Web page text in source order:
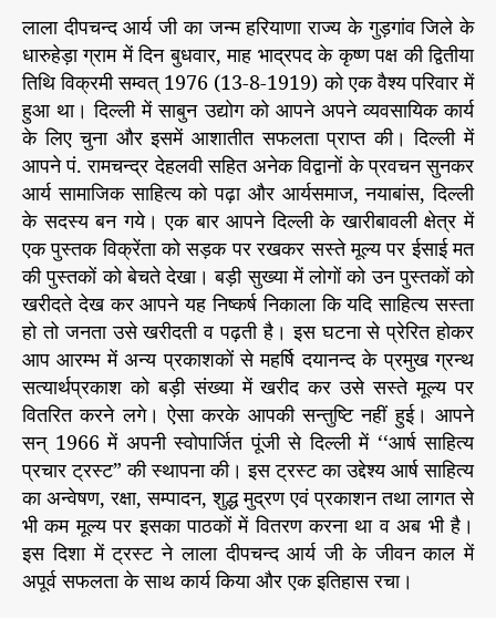
लाला दीपचन्द आर्य जी का जन्म हरियाणा राज्य के गुड़गांव जिले के
धारुहेड़ा ग्राम में दिन बुधवार, माह भाद्रपद के कृष्ण पक्ष की द्वितीया
तिथि विक्रमी सम्वत् 1976 (13-8-1919) को एक वैश्य परिवार में
हुआ था। दिल्ली में साबुन उद्योग को आपने अपने व्यवसायिक कार्य
के लिए चुना और इसमें आशातीत सफलता प्राप्त की। दिल्ली में
आपने पं. रामचन्द्र देहलवी सहित अनेक विद्वानों के प्रवचन सुनकर
आर्य सामाजिक साहित्य को पढ़ा और आर्यसमाज, नयाबांस, दिल्ली
के सदस्य बन गये। एक बार आपने दिल्ली के खारीबावली क्षेत्र में
एक पुस्तक विक्रेंता को सड़क पर रखकर सस्ते मूल्य पर ईसाई मत
की पुस्तकों को बेचते देखा। बड़ी सुख्या में लोगों को उन पुस्तकों को
खरीदते देख कर आपने यह निष्कर्ष निकाला कि यदि साहित्य सस्ता
हो तो जनता उसे खरीदती व पढ़ती है। इस घटना से प्रेरित होकर
आप आरम्भ में अन्य प्रकाशकों से महर्षि दयानन्द के प्रमुख ग्रन्थ
सत्यार्थप्रकाश को बड़ी संख्या में खरीद कर उसे सस्ते मूल्य पर
वितरित करने लगे। ऐसा करके आपकी सन्तुष्टि नहीं हुई। आपने
सन् 1966 में अपनी स्वोपार्जित पूंजी से दिल्ली में ‘‘आर्ष साहित्य
प्रचार ट्रस्ट” की स्थापना की। इस ट्रस्ट का उद्देश्य आर्ष साहित्य
का अन्वेषण, रक्षा, सम्पादन, शुद्ध मुद्रण एवं प्रकाशन तथा लागत से
भी कम मूल्य पर इसका पाठकों में वितरण करना था व अब भी है।
इस दिशा में ट्रस्ट ने लाला दीपचन्द आर्य जी के जीवन काल में
अपूर्व सफलता के साथ कार्य किया और एक इतिहास रचा।